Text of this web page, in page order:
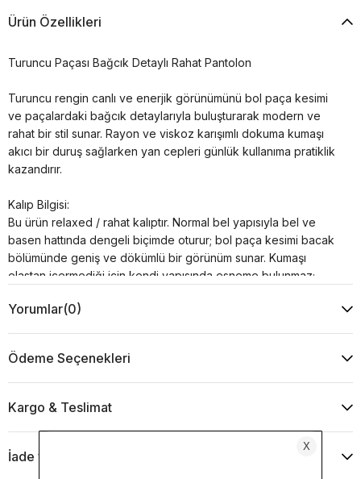
Ürün Özellikleri
Turuncu Paçası Bağcık Detaylı Rahat Pantolon
Turuncu rengin canlı ve enerjik görünümünü bol paça kesimi
ve paçalardaki bağcık detaylarıyla buluşturarak modern ve
rahat bir stil sunar. Rayon ve viskoz karışımlı dokuma kumaşı
akıcı bir duruş sağlarken yan cepleri günlük kullanıma pratiklik
kazandırır.
Kalıp Bilgisi:
Bu ürün relaxed / rahat kalıptır. Normal bel yapısıyla bel ve
basen hattında dengeli biçimde oturur; bol paça kesimi bacak
bölümünde geniş ve dökümlü bir görünüm sunar. Kumaşı
elastan içermediği için kendi yapısında esneme bulunmaz;
bölgeniz genişse ya da iki beden arasında kalıyorsanız daha
rahat kullanım için bir üst beden tercih etmenizi öneririz.
Ürün Özellikleri:
Paçalarda bağcık detayı
Yorumlar(0)
Ödeme Seçenekleri
Kargo & Teslimat
İade ve Değişim